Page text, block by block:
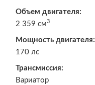
Объем двигателя:
2 359 см3
Мощность двигателя:
170 лс
Трансмиссия:
Вариатор